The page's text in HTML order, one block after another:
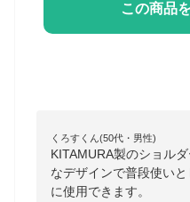
この商品
くろすくん(50代・男性)
KITAMURA製のショル
なデザインで普段使い
に使用できます。